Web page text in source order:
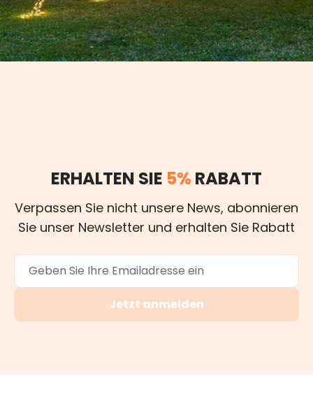
ERHALTEN SIE 5% RABATT
Verpassen Sie nicht unsere News, abonnieren
Sie unser Newsletter und erhalten Sie Rabatt
Jetzt anmelden